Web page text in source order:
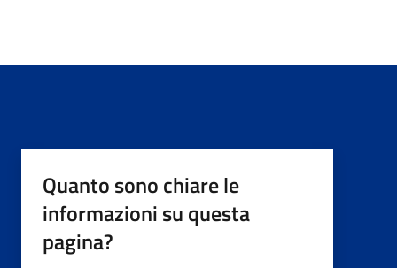
Quanto sono chiare le
informazioni su questa
pagina?